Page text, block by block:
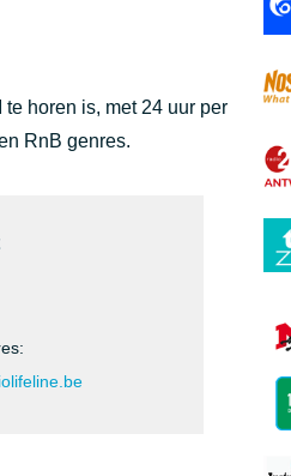
horen is, met 24 uur per
RnB genres.